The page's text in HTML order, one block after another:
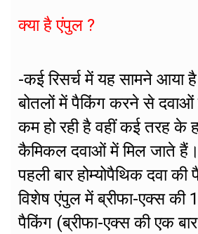
क्या है एंपुल ?
-कई रिसर्च में यह सामने आया
बोतलों में पैकिंग करने से दवाओं
कम हो रही है वहीं कई तरह के
कैमिकल दवाओं में मिल जाते
पहली बार होम्योपैथिक दवा
विशेष एंपुल में ब्रीफा-एक्स की
पैकिंग (ब्रीफा-एक्स की एक